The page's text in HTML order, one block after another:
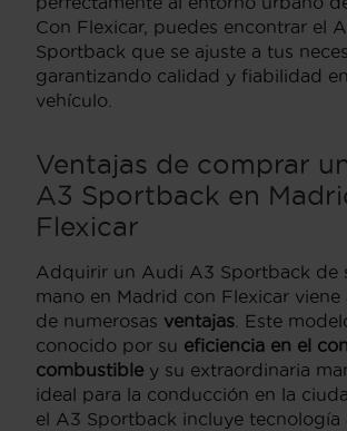
Con Flexicar, puedes encontrar el
Sportback que se ajuste a tus
garantizando calidad y fiabilidad
vehículo.
Ventajas de comprar
A3 Sportback en
Flexicar
Adquirir un Audi A3 Sportback de
mano en Madrid con Flexicar
de numerosas ventajas . Este
conocido por su eficiencia en el
combustible y su extraordinaria
ideal para la conducción en la
el A3 Sportback incluye tecnología